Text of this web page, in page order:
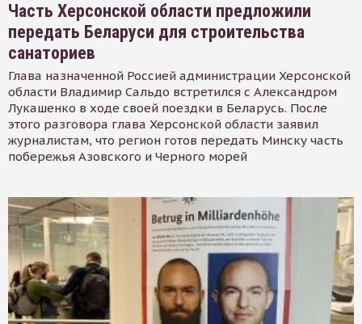
Часть Херсонской области предложили
передать Беларуси для строительства
санаториев
Глава назначенной Россией администрации Херсонской
области Владимир Сальдо встретился с Александром
Лукашенко в ходе своей поездки в Беларусь. После
этого разговора глава Херсонской области заявил
журналистам, что регион готов передать Минску часть
побережья Азовского и Черного морей